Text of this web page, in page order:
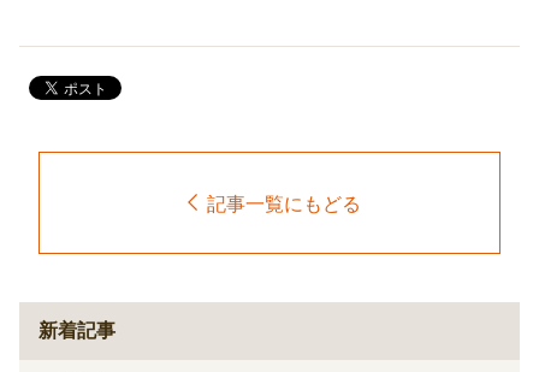
記事一覧にもどる
新着記事